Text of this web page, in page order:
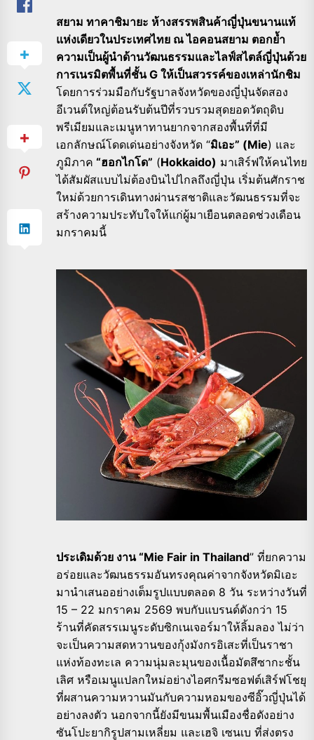
สยาม ทาคาชิมายะ ห้างสรรพสินค้าญี่ปุ่นขนานแท้
แห่งเดียวในประเทศไทย ณ ไอคอนสยาม ตอกย้ำ
ความเป็นผู้นำด้านวัฒนธรรมและไลฟ์สไตล์ญี่ปุ่นด้วย
การเนรมิตพื้นที่ชั้น G ให้เป็นสวรรค์ของเหล่านักชิม
โดยการร่วมมือกับรัฐบาลจังหวัดของญี่ปุ่นจัดสอง
อีเวนต์ใหญ่ต้อนรับต้นปีที่รวบรวมสุดยอดวัตถุดิบ
พรีเมียมและเมนูหาทานยากจากสองพื้นที่ที่มี
เอกลักษณ์โดดเด่นอย่างจังหวัด “มิเอะ” (Mie) และ
ภูมิภาค “ฮอกไกโด” (Hokkaido) มาเสิร์ฟให้คนไทย
ได้สัมผัสแบบไม่ต้องบินไปไกลถึงญี่ปุ่น เริ่มต้นศักราช
ใหม่ด้วยการเดินทางผ่านรสชาติและวัฒนธรรมที่จะ
สร้างความประทับใจให้แก่ผู้มาเยือนตลอดช่วงเดือน
มกราคมนี้
ประเดิมด้วย งาน “Mie Fair in Thailand” ที่ยกความ
อร่อยและวัฒนธรรมอันทรงคุณค่าจากจังหวัดมิเอะ
มานำเสนออย่างเต็มรูปแบบตลอด 8 วัน ระหว่างวันที่
15 – 22 มกราคม 2569 พบกับแบรนด์ดังกว่า 15
ร้านที่คัดสรรเมนูระดับซิกเนเจอร์มาให้ลิ้มลอง ไม่ว่า
จะเป็นความสดหวานของกุ้งมังกรอิเสะที่เป็นราชา
แห่งท้องทะเล ความนุ่มละมุนของเนื้อมัตสึซากะชั้น
เลิศ หรือเมนูแปลกใหม่อย่างไอศกรีมซอฟต์เสิร์ฟโชยุ
ที่ผสานความหวานมันกับความหอมของซีอิ๊วญี่ปุ่นได้
อย่างลงตัว นอกจากนี้ยังมีขนมพื้นเมืองชื่อดังอย่าง
ซันโปะยากิรูปสามเหลี่ยม และเฮจิ เซนเบ ที่ส่งตรง